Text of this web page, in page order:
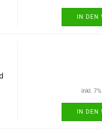
IN DEN
inkl.
IN DEN